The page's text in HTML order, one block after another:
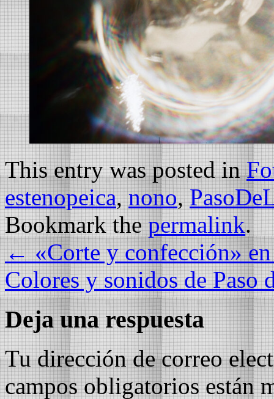
This entry was posted in
estenopeica,nono,
Bookmark thepermalink.
←«Corte y confección»
Colores y sonidos de Paso
Deja una respuesta
Tu dirección de correo
campos obligatorios están